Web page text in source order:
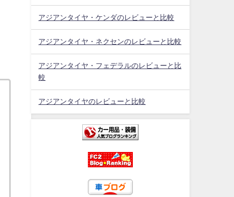
アジアンタイヤ・ケンダのレビューと比較
アジアンタイヤ・ネクセンのレビューと比較
アジアンタイヤ・フェデラルのレビューと比
較
アジアンタイヤのレビューと比較